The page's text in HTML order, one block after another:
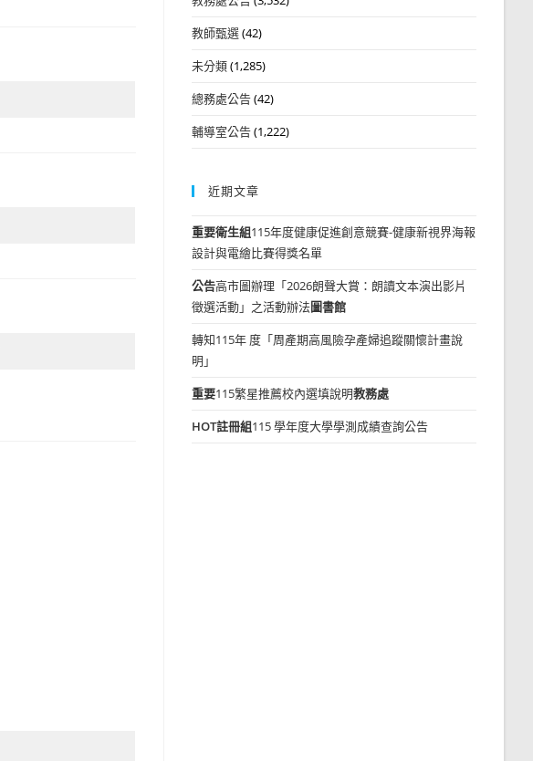
教師甄選(42)
未分類(1,285)
總務處公告(42)
輔導室公告(1,222)
近期文章
重要衛生組115年度健康促進創意競賽-健康新視界海報
設計與電繪比賽得獎名單
公告高市圖辦理「2026朗聲大賞：朗讀文本演出影片
徵選活動」之活動辦法圖書館
轉知115年 度「周產期高風險孕產婦追蹤關懷計畫說
明」
重要115繁星推薦校內選填說明教務處
HOT註冊組115 學年度大學學測成績查詢公告